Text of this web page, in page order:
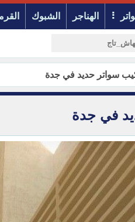
الهناجر الشبوك
سواتر حديد في جدة
في جدة